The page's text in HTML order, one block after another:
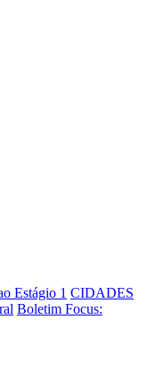
Estágio 1 CIDADES
Boletim Focus: